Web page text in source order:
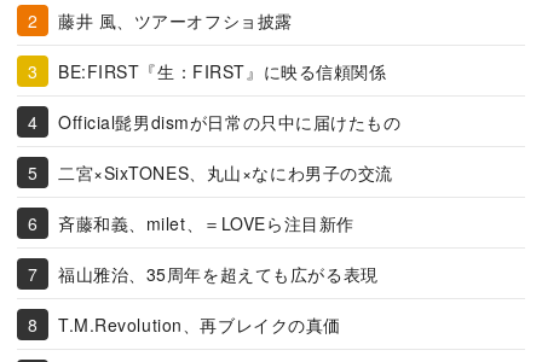
藤井 風、ツアーオフショ披露
BE:FIRST『生：FIRST』に映る信頼関係
Official髭男dismが日常の只中に届けたもの
二宮×SixTONES、丸山×なにわ男子の交流
斉藤和義、milet、＝LOVEら注目新作
福山雅治、35周年を超えても広がる表現
T.M.Revolution、再ブレイクの真価